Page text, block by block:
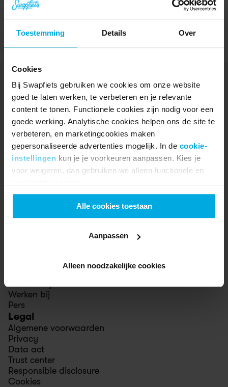
Toestemming Details Over
Cookies
Bij Swapfiets gebruiken we cookies om onze website
goed te laten werken, te verbeteren en je relevante
content te tonen. Functionele cookies zijn nodig voor een
goede werking. Analytische cookies helpen ons de site te
verbeteren, en marketingcookies maken
gepersonaliseerde advertenties mogelijk. In de cookie-
instellingen kun je je voorkeuren aanpassen. Kies je
voor weigeren, dan gebruiken we alleen functionele en
Alle cookies toestaan
Aanpassen
Alleen noodzakelijke cookies
Ontdek
Fietsen
e-Bikes
Testrit
Studentenkorting
Vriendenkorting
Diefstaldekking
Ondersteuning
Contact
Voor bedrijven
Werken bij
Pers
Legal
Algemene voorwaarden
Privacy
Data act
Trust center
Responsible disclosure
Cookies